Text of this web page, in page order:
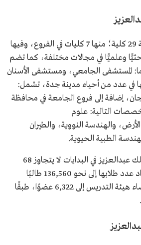
يبلغ عدد كليات الجامعة 29 كلية؛ منها 7 كليات في الفروع، وفيها
و49 مركزًا بحثيًّا وعلميًّا في مجالات مختلفة، كما تضم
المستشفى الجامعي، ومستشفى الأسنان
في عدد من أحياء مدينة جدة، تشمل:
إضافة إلى فروع الجامعة في محافظة
التالية: علوم
والهندسة النووية، والطيران
الطبية الحيوية.
كان عدد طلاب جامعة الملك عبدالعزيز في البدايات لا يتجاوز 68
طالبًا و30 طالبة، بينما زاد عدد طلابها إلى نحو 136,560 طالبًا
وطالبة، ووصل عدد أعضاء هيئة التدريس إلى 6,322 عضوًا، طبقًا